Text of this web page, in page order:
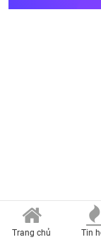
Trang chủ Tin